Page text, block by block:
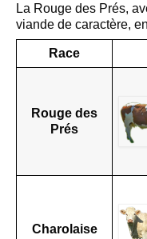
La Rouge des Prés,
viande de caractère,
Race
Rouge des
Prés
Charolaise